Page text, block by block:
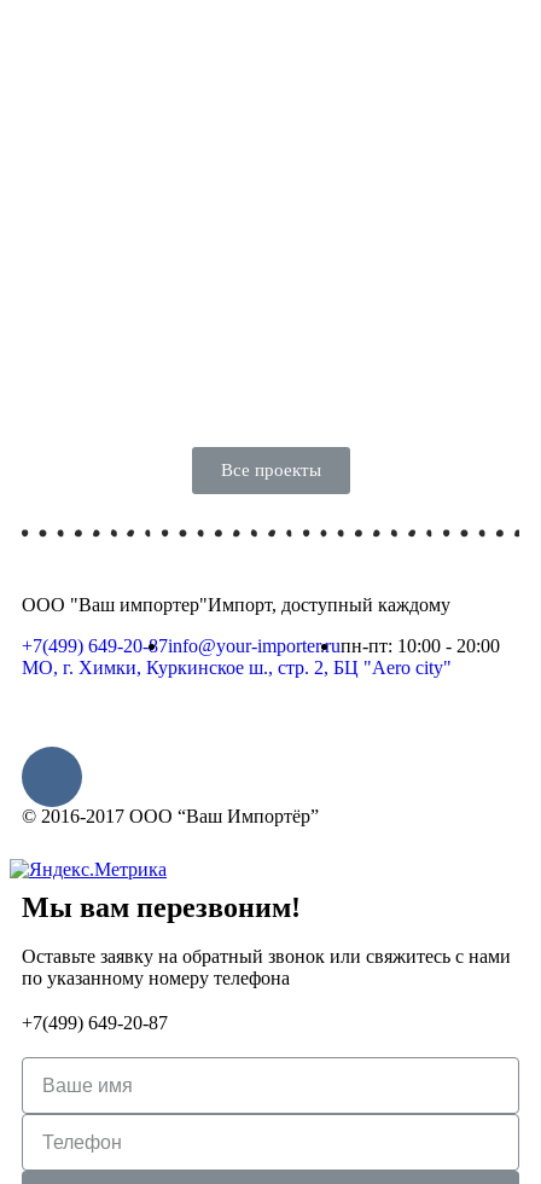
Все проекты
ООО "Ваш импортер"Импорт, доступный каждому
+7(499) 649-20-87info@your-importer.ruпн-пт: 10:00 - 20:00
МО, г. Химки, Куркинское ш., стр. 2, БЦ "Aero city"
© 2016-2017 ООО “Ваш Импортёр”
Мы вам перезвоним!
Оставьте заявку на обратный звонок или свяжитесь с нами
по указанному номеру телефона
+7(499) 649-20-87